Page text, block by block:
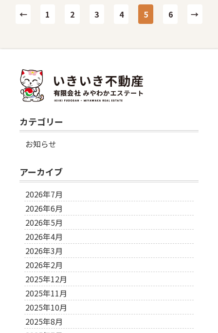
ー
ジ
り
← 1 2 3 4 5 6 →
カテゴリー
お知らせ
アーカイブ
2026年7月
2026年6月
2026年5月
2026年4月
2026年3月
2026年2月
2025年12月
2025年11月
2025年10月
2025年8月